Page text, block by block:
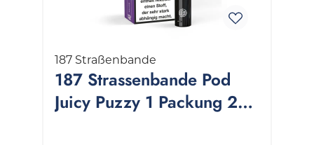
187 Straßenbande
187 Strassenbande Pod
Juicy Puzzy 1 Packung 2